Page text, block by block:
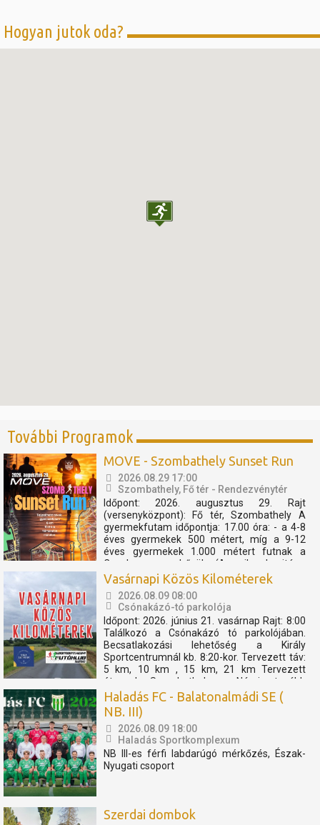
Hogyan jutok oda?
További Programok
MOVE - Szombathely Sunset Run
2026.08.29 17:00
Szombathely, Fő tér - Rendezvénytér
Időpont: 2026. augusztus 29. Rajt
(versenyközpont): Fő tér, Szombathely A
gyermekfutam időpontja: 17.00 óra: - a 4-8
éves gyermekek 500 métert, míg a 9-12
éves gyermekek 1.000 métert futnak a
Cosplay szuperhősök (Amerika kapitány,
Thor, Pókember, Venom) műsorát, és a velük
való közös bemelegítést követően....
Vasárnapi Közös Kilométerek
2026.08.09 08:00
Csónakázó-tó parkolója
Időpont: 2026. június 21. vasárnap Rajt: 8:00
Találkozó a Csónakázó tó parkolójában.
Becsatlakozási lehetőség a Király
Sportcentrumnál kb. 8:20-kor. Tervezett táv:
5 km, 10 km , 15 km, 21 km Tervezett
útvonal: Szombathely - Nárai -tovább
Pornóapáti felé, féltávnál fordulással. A
rövidebb távok féltávnál...
Haladás FC - Balatonalmádi SE (
NB. III)
2026.08.09 18:00
Haladás Sportkomplexum
NB III-es férfi labdarúgó mérkőzés, Észak-
Nyugati csoport
Szerdai dombok